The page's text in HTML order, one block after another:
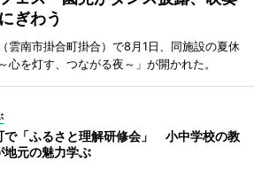
ぎわう
雲南市掛合町掛合）で8月1日、同施設の夏休
心を灯す、つながる夜～」が開かれた。
で「ふるさと理解研修会」 小中学校の教
地元の魅力学ぶ